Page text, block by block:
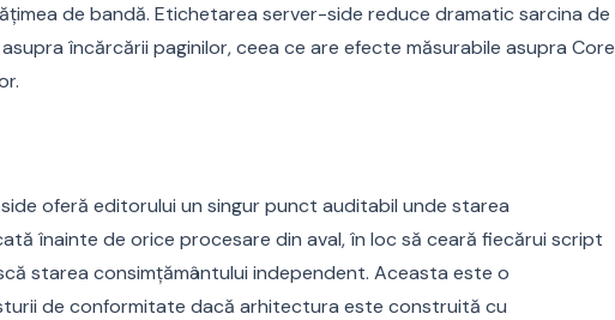
de bandă. Etichetarea server-side reduce dramatic sarcina de
încărcării paginilor, ceea ce are efecte măsurabile asupra Core
oferă editorului un singur punct auditabil unde starea
înainte de orice procesare din aval, în loc să ceară fiecărui script
starea consimțământului independent. Aceasta este o
de conformitate dacă arhitectura este construită cu